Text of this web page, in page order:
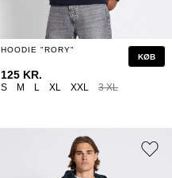
S M L XL XXL 3 XL
HOODIE "RORY"
125 KR.
KØB